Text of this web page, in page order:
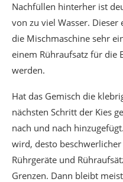
Nachfüllen hinterher ist
von zu viel Wasser.
die Mischmaschine sehr
einem Rühraufsatz für die
werden.
Hat das Gemisch die
nächsten Schritt der Kies
nach und nach
wird, desto
Rührgeräte und
Grenzen. Dann bleibt